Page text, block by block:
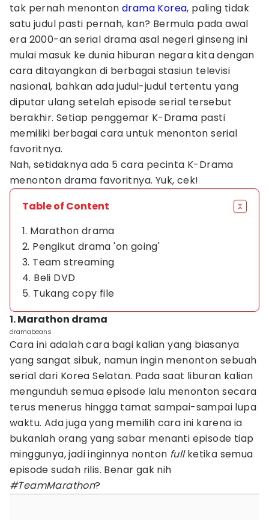
tak pernah menonton drama Korea, paling tidak
satu judul pasti pernah, kan? Bermula pada awal
era 2000-an serial drama asal negeri ginseng ini
mulai masuk ke dunia hiburan negara kita dengan
cara ditayangkan di berbagai stasiun televisi
nasional, bahkan ada judul-judul tertentu yang
diputar ulang setelah episode serial tersebut
berakhir. Setiap penggemar K-Drama pasti
memiliki berbagai cara untuk menonton serial
favoritnya.
Nah, setidaknya ada 5 cara pecinta K-Drama
menonton drama favoritnya. Yuk, cek!
Table of Content
1. Marathon drama
2. Pengikut drama 'on going'
3. Team streaming
4. Beli DVD
5. Tukang copy file
1. Marathon drama
dramabeans
Cara ini adalah cara bagi kalian yang biasanya
yang sangat sibuk, namun ingin menonton sebuah
serial dari Korea Selatan. Pada saat liburan kalian
mengunduh semua episode lalu menonton secara
terus menerus hingga tamat sampai-sampai lupa
waktu. Ada juga yang memilih cara ini karena ia
bukanlah orang yang sabar menanti episode tiap
minggunya, jadi inginnya nonton fullketika semua
episode sudah rilis. Benar gak nih
#TeamMarathon?